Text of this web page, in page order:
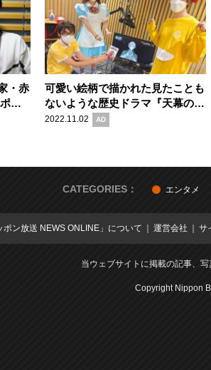
・赤
ッ
ジ
可愛い絵柄で描かれた見たことも
ないような歴史ドラマ『天幕のジ
ャードゥーガル』の魅力
2022.11.02 AD
CATEGORIES： エンタメ
ポン放送 NEWS ONLINE」について 運営会社 サ
当ウェブサイトに掲載の記事、
Copyright Nippon